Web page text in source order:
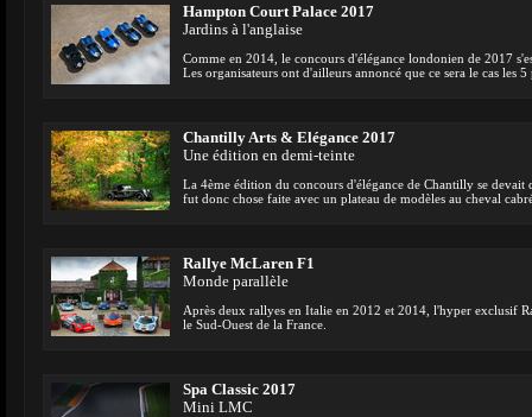
Hampton Court Palace 2017
Jardins à l'anglaise
Comme en 2014, le concours d'élégance londonien de 2017
Les organisateurs ont d'ailleurs annoncé que ce sera le cas les
Chantilly Arts & Elégance 2017
Une édition en demi-teinte
La 4ème édition du concours d'élégance de Chantilly se devait
fut donc chose faite avec un plateau de modèles au cheval
Rallye McLaren F1
Monde parallèle
Après deux rallyes en Italie en 2012 et 2014, l'hyper exclusif
le Sud-Ouest de la France.
Spa Classic 2017
Mini LMC